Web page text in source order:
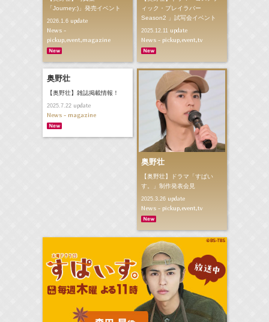
「Journey:)」発売イベント
2026.1.6update
News -
pickup,event,magazine
ィック・プレイラバー
Season2 」試写会イベント
2025.12.11 update
News - pickup,event,tv
奥野壮
【奥野壮】雑誌掲載情報！
2025.7.22update
News - magazine
奥野壮
【奥野壮】ドラマ「すぱい
す。」制作発表会見
2025.3.26update
News - pickup,event,tv